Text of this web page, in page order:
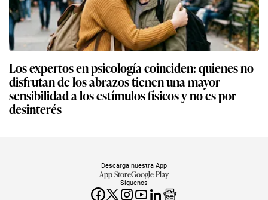
Los expertos en psicología coinciden: quienes no
disfrutan de los abrazos tienen una mayor
sensibilidad a los estímulos físicos y no es por
desinterés
Síguenos
Descarga nuestra App
App StoreGoogle Play